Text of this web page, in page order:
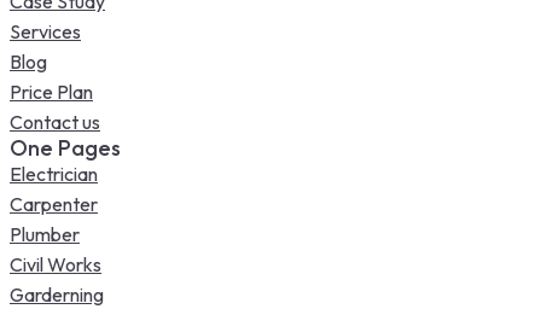
Services
Blog
Price Plan
Contact us
One Pages
Electrician
Carpenter
Plumber
Civil Works
Garderning